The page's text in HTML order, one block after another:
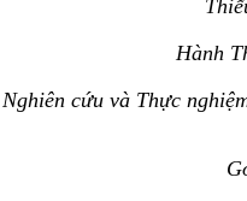
Hành
cứu và Thực